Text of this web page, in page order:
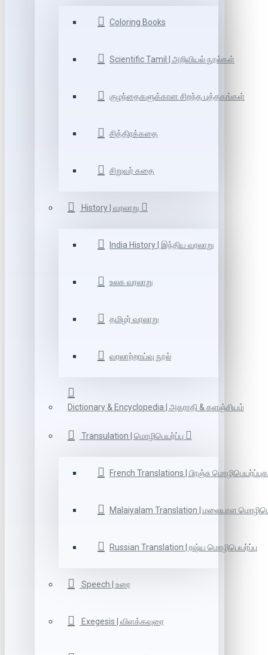
Coloring Books
Scientific Tamil | அறிவியல் நூல்கள்
குழந்தைகளுக்கான சிறந்த புத்தகங்கள்
சித்திரக்கதை
சிறுவர் கதை
History | வரலாறு
India History | இந்திய வரலாறு
உலக வரலாறு
தமிழர் வரலாறு
வரலாற்றாய்வு நூல்
Dictionary & Encyclopedia | அகராதி & களஞ்சியம்
Transulation | மொழிபெயர்ப்பு
French Translations | பிரஞ்சு
Malaiyalam Translation | மலையாள
Russian Translation | ரஷ்ய மொழிபெயர்ப்பு
Speech | உரை
Exegesis | விளக்கவுரை